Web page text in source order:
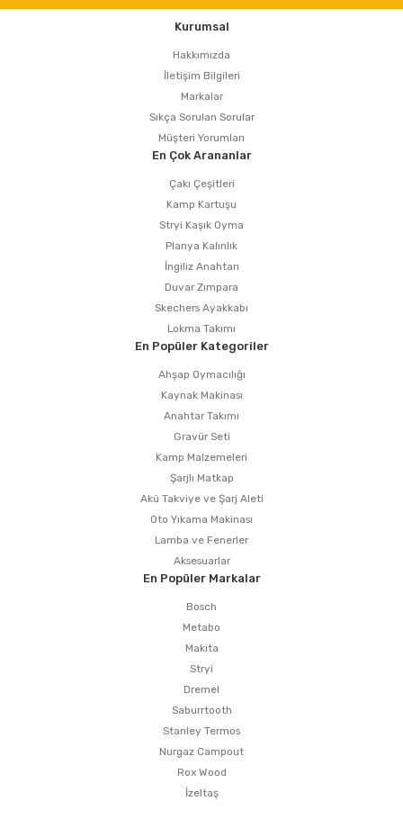
Kurumsal
Hakkımızda
İletişim Bilgileri
Markalar
Sıkça Sorulan Sorular
Müşteri Yorumları
En Çok Arananlar
Çakı Çeşitleri
Kamp Kartuşu
Stryi Kaşık Oyma
Planya Kalınlık
İngiliz Anahtarı
Duvar Zımpara
Skechers Ayakkabı
Lokma Takımı
En Popüler Kategoriler
Ahşap Oymacılığı
Kaynak Makinası
Anahtar Takımı
Gravür Seti
Kamp Malzemeleri
Şarjlı Matkap
Akü Takviye ve Şarj Aleti
Oto Yıkama Makinası
Lamba ve Fenerler
Aksesuarlar
En Popüler Markalar
Bosch
Metabo
Makita
Stryi
Dremel
Saburrtooth
Stanley Termos
Nurgaz Campout
Rox Wood
İzeltaş